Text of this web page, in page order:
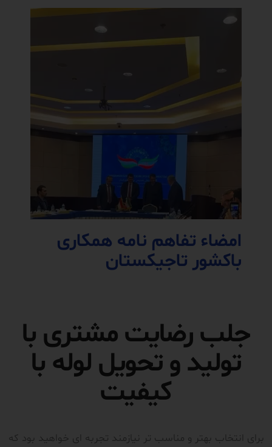
امضاء تفاهم نامه همکاری
باکشور تاجیکستان
جلب رضایت مشتری با
تولید و تحویل لوله با
کیفیت
برای انتخاب بهتر و مناسب تر نیازمند تجربه ای خواهید بود که